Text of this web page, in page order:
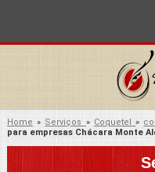
Home » Serviços » Coquetel»
para empresas Chácara Monte